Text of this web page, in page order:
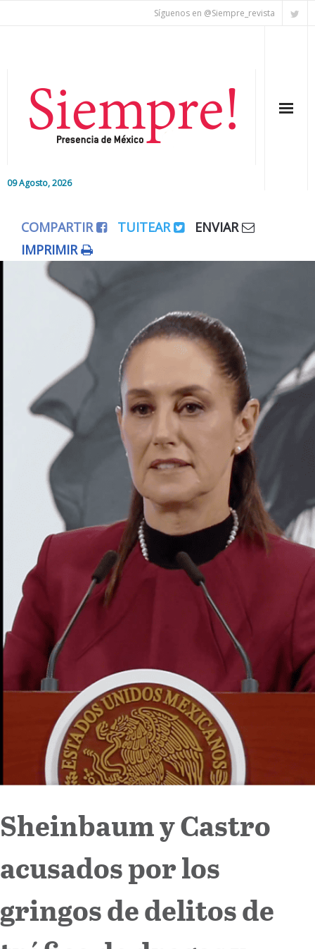
Síguenos en @Siempre_revista
09 Agosto, 2026
Editorial
Nacional
Colaboradores
Internacional
Cultura
COMPARTIR TUITEAR
ENVIAR
IMPRIMIR
Sheinbaum y Castro
acusados por los
gringos de delitos de